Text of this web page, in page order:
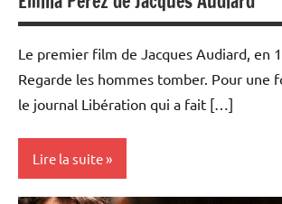
Le premier film de Jacques Audiard, en
Regarde les hommes tomber. Pour une
le journal Libération qui a fait […]
Lire la suite